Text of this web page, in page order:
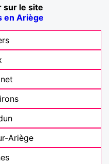
sur le site
en Ariège
Ariège